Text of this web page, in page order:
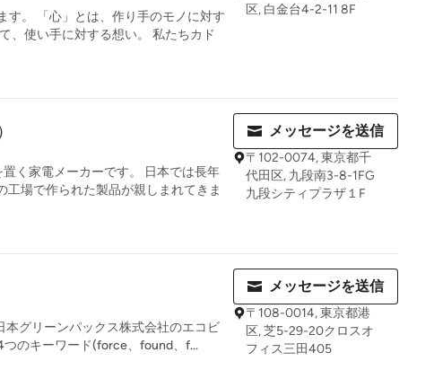
す。 「心」とは、作り手のモノに対す
、使い手に対する想い。 私たちカド
区, 白金台4-2-11 8F
く家電メーカーです。 日本では長年
工場で作られた製品が親しまれてきま
メッセージを送信
〒102-0074, 東京都千
代田区, 九段南3-8-1FG
九段シティプラザ１F
本グリーンパックス株式会社のエコビ
のキーワード(force、found、f...
メッセージを送信
〒108-0014, 東京都港
区, 芝5-29-20クロスオ
フィス三田405